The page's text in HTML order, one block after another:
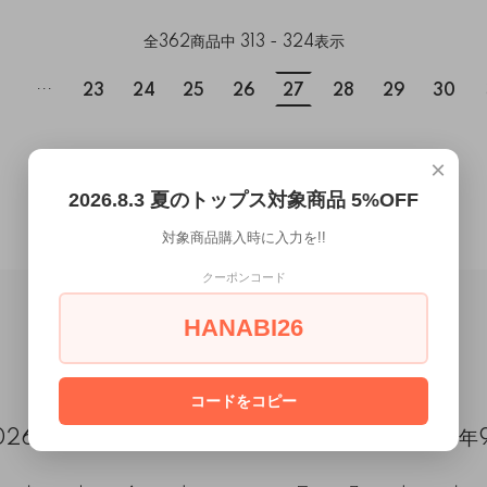
全362商品中 313 - 324表示
... 23 24 25 26 27 28 29 30
CALENDAR
年8月 2026年
×
2026.8.3 夏のトップス対象商品 5%OFF
対象商品購入時に入力を!!
クーポンコード
HANABI26
コードをコピー